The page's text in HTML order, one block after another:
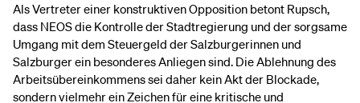
Als Vertreter einer konstruktiven Opposition betont Rupsch,
dass NEOS die Kontrolle der Stadtregierung und der sorgsame
Umgang mit dem Steuergeld der Salzburgerinnen und
Salzburger ein besonderes Anliegen sind. Die Ablehnung des
Arbeitsübereinkommens sei daher kein Akt der Blockade,
sondern vielmehr ein Zeichen für eine kritische und